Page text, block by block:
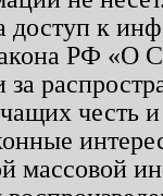
доступ к
РФ «О
за
честь
массовой